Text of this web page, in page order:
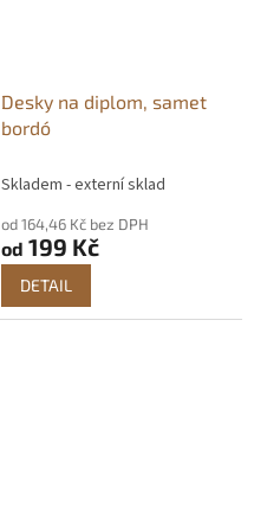
Desky na diplom, samet
bordó
Skladem - externí sklad
od 164,46 Kč bez DPH
od 199 Kč
DETAIL